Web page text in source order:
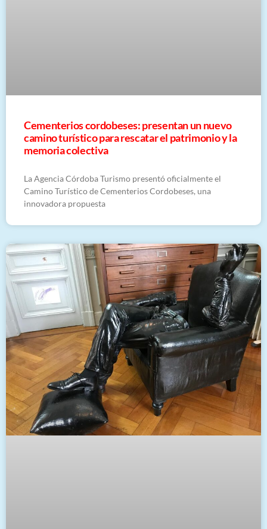
Cementerios cordobeses: presentan un nuevo
camino turístico para rescatar el patrimonio y la
memoria colectiva
La Agencia Córdoba Turismo presentó oficialmente el
Camino Turístico de Cementerios Cordobeses, una
innovadora propuesta